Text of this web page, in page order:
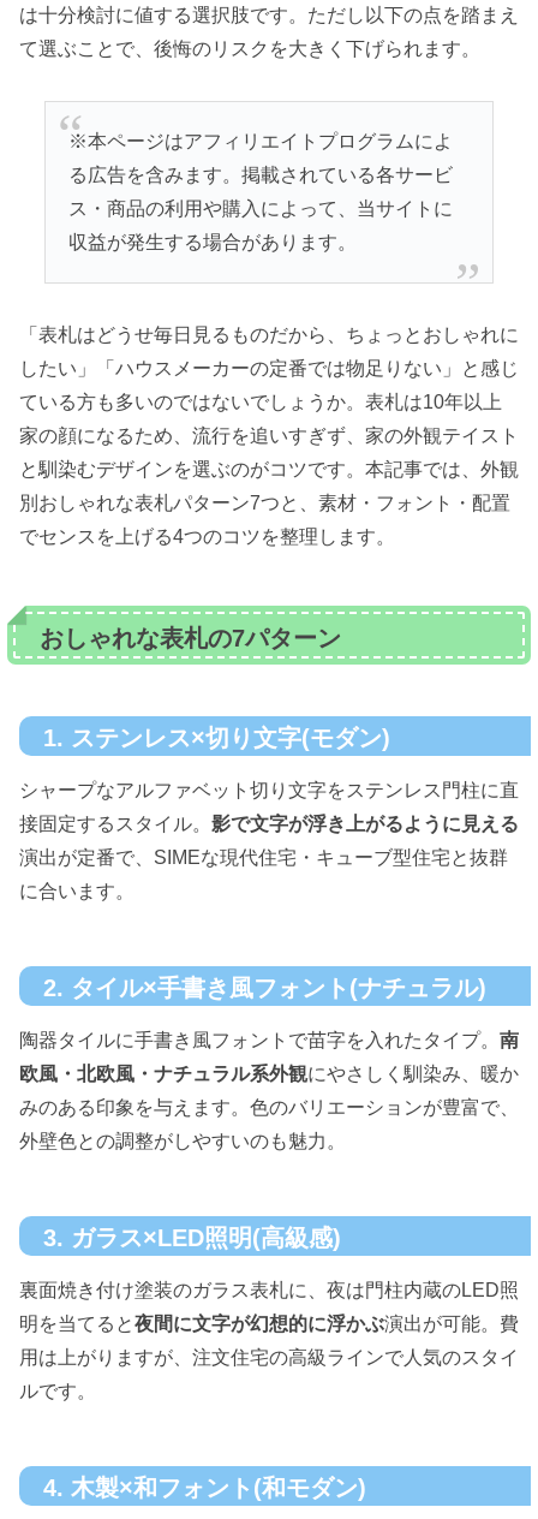
は十分検討に値する選択肢です。ただし以下の点を踏まえ
て選ぶことで、後悔のリスクを大きく下げられます。
※本ページはアフィリエイトプログラムによ
る広告を含みます。掲載されている各サービ
ス・商品の利用や購入によって、当サイトに
収益が発生する場合があります。
「表札はどうせ毎日見るものだから、ちょっとおしゃれに
したい」「ハウスメーカーの定番では物足りない」と感じ
ている方も多いのではないでしょうか。表札は10年以上
家の顔になるため、流行を追いすぎず、家の外観テイスト
と馴染むデザインを選ぶのがコツです。本記事では、外観
別おしゃれな表札パターン7つと、素材・フォント・配置
でセンスを上げる4つのコツを整理します。
おしゃれな表札の7パターン
1. ステンレス×切り文字(モダン)
シャープなアルファベット切り文字をステンレス門柱に直
接固定するスタイル。 影で文字が浮き上がるように見える
演出が定番で、SIMEな現代住宅・キューブ型住宅と抜群
に合います。
2. タイル×手書き風フォント(ナチュラル)
陶器タイルに手書き風フォントで苗字を入れたタイプ。 南
欧風・北欧風・ナチュラル系外観にやさしく馴染み、暖か
みのある印象を与えます。色のバリエーションが豊富で、
外壁色との調整がしやすいのも魅力。
3. ガラス×LED照明(高級感)
裏面焼き付け塗装のガラス表札に、夜は門柱内蔵のLED照
明を当てると夜間に文字が幻想的に浮かぶ演出が可能。費
用は上がりますが、注文住宅の高級ラインで人気のスタイ
ルです。
4. 木製×和フォント(和モダン)